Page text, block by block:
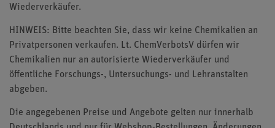
Wiederverkäufer.
HINWEIS: Bitte beachten Sie, dass wir keine Chemikalien an
Privatpersonen verkaufen. Lt. ChemVerbotsV dürfen wir
Chemikalien nur an autorisierte Wiederverkäufer und
öffentliche Forschungs-, Untersuchungs- und Lehranstalten
abgeben.
Die angegebenen Preise und Angebote gelten nur innerhalb